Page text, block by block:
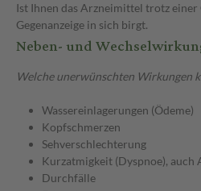
Ist Ihnen das Arzneimittel trotz einer
Gegenanzeige in sich birgt.
Neben- und
Welche unerwünschten Wirkungen
Wassereinlagerungen (Ödeme)
Kopfschmerzen
Sehverschlechterung
Kurzatmigkeit (Dyspnoe),
Durchfälle